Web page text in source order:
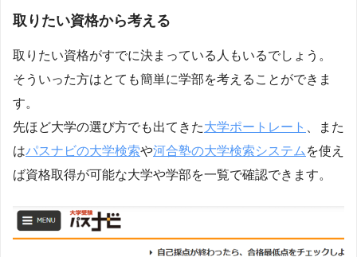
取りたい資格から考える
取りたい資格がすでに決まっている人もいるでしょう。
そういった方はとても簡単に学部を考えることができま
す。
先ほど大学の選び方でも出てきた大学ポートレート
、また
はパスナビの大学検索や河合塾の大学検索システム を使え
ば資格取得が可能な大学や学部を一覧で確認できます。